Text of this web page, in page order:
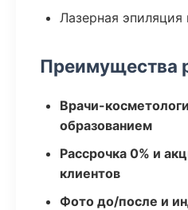
Лазерная эпиляция
Преимущества
Врачи-
образованием
Рассрочка 0% и
клиентов
Фото до/после и